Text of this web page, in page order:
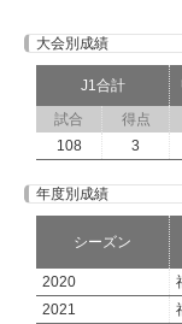
大会別成績
J1合計
試合
得点
108
3
年度別成績
シーズン
2020
2021